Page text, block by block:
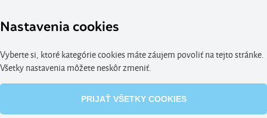
Nastavenia cookies
Vyberte si, ktoré kategórie cookies máte záujem povoliť na tejto stránke.
Všetky nastavenia môžete neskôr zmeniť.
PRIJAŤ VŠETKY COOKIES